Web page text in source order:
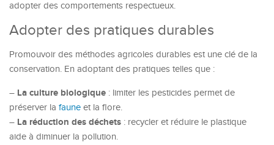
adopter des comportements respectueux.
Adopter des pratiques durables
Promouvoir des méthodes agricoles durables est une clé de la
conservation. En adoptant des pratiques telles que :
– La culture biologique : limiter les pesticides permet de
préserver la faune et la flore.
– La réduction des déchets : recycler et réduire le plastique
aide à diminuer la pollution.